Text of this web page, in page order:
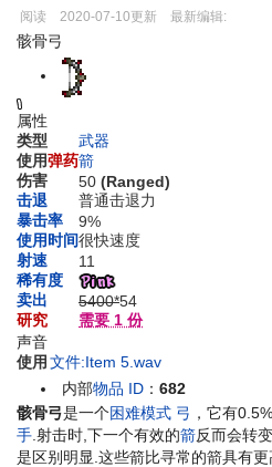
阅读 2020-07-10更新 最新编辑:
跳
航
跳
索
骸骨弓
属性
类型
武器
使用弹药箭
伤害
50 (Ranged)
击退
普通击退力
暴击率
9%
使用时间很快速度
射速
11
稀有度
卖出
5400*54
研究
需要 1 份
声音
使用 文件:Item 5.wav
内部物品 ID ：682
骸骨弓是一个困难模式 弓 ，它有
手 .射击时,下一个有效的箭反而会转
是区别明显.这些箭比寻常的箭具有